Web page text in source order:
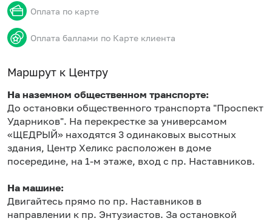
Оплата по карте
Оплата баллами по Карте клиента
Маршрут к Центру
На наземном общественном транспорте:
До остановки общественного транспорта "Проспект
Ударников". На перекрестке за универсамом
«ЩЕДРЫЙ» находятся 3 одинаковых высотных
здания, Центр Хеликс расположен в доме
посередине, на 1-м этаже, вход с пр. Наставников.
На машине:
Двигайтесь прямо по пр. Наставников в
направлении к пр. Энтузиастов. За остановкой